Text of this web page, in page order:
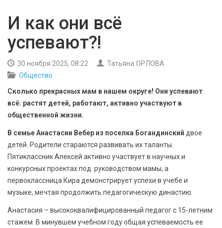
КУЛЬТУРА
СПОРТ
АРХИВ PDF
И как они всё
успевают?!
30 ноября 2025, 08:22
Татьяна ОРЛОВА
Общество
Сколько прекрасных мам в нашем округе! Они успевают
всё: растят детей, работают, активно участвуют в
общественной жизни.
В семье Анастасии Вебер из поселка Богандинский двое
детей. Родители стараются развивать их таланты.
Пятиклассник Алексей активно участвует в научных и
конкурсных проектах под руководством мамы, а
первоклассница Кира демонстрирует успехи в учебе и
музыке, мечтая продолжить педагогическую династию.
Анастасия – высококвалифицированный педагог с 15-летним
стажем. В минувшем учебном году общая успеваемость ее